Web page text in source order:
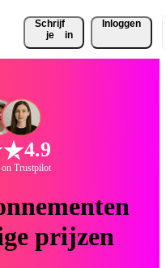
Schrijf
je
in
Inloggen
4.9
Trustpilot
prijzen